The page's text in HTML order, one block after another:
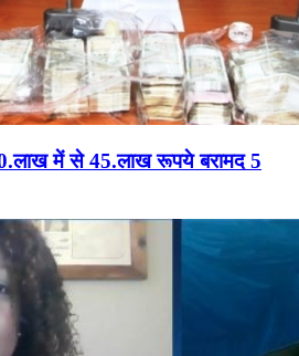
में से 45.लाख रूपये बरामद 5